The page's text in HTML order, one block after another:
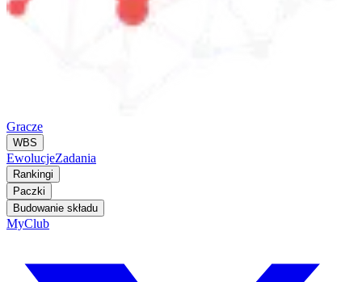
Gracze
WBS
EwolucjeZadania
Rankingi
Paczki
Budowanie składu
MyClub